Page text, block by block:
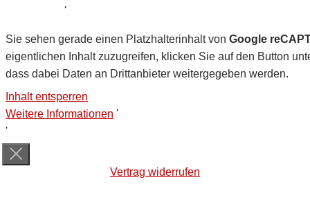
'
Sie sehen gerade einen Platzhalterinhalt von Google
eigentlichen Inhalt zuzugreifen, klicken Sie auf den Button
dass dabei Daten an Drittanbieter weitergegeben werden.
Inhalt entsperren
Weitere Informationen '
'
Vertrag widerrufen